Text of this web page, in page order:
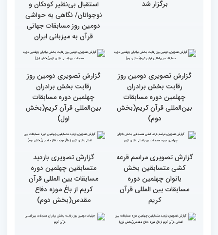
بخش بانوان مسابقات
قرآنی در حاشیه مسابقات
بین‌المللی قرآن کریم
نخستین محفل بین‌المللی
برگزار شد
استقبال بی‌نظیر کودکان و
نوجوانان/ نگاهی به حواشی
دومین روز مسابقات جهانی
قرآن به میزبانی ایران
رقابت بخش برادران
چهلمین دوره مسابقات
بین‌المللی قرآن کریم(بخش
دوم)
رقابت بخش برادران
چهلمین دوره مسابقات
بین‌المللی قرآن کریم(بخش
اول)